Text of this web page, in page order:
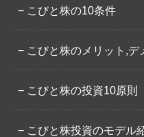
こびと株の10条件
こびと株のメリット,デ
こびと株の投資10原則
こびと株投資のモデル